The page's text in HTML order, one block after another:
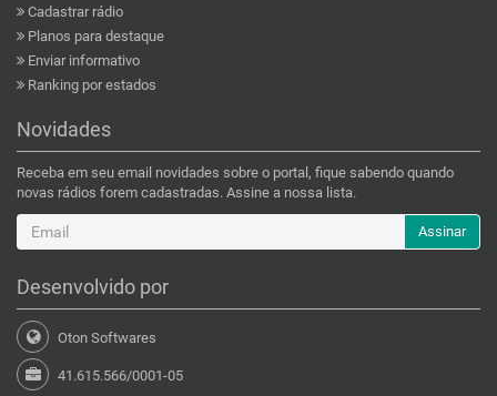
Cadastrar rádio
Planos para destaque
Enviar informativo
Ranking por estados
Novidades
Receba em seu email novidades sobre o portal, fique sabendo quando
novas rádios forem cadastradas. Assine a nossa lista.
Assinar
Desenvolvido por
Oton Softwares
41.615.566/0001-05